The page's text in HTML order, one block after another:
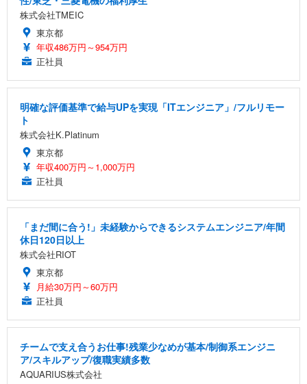
株式会社TMEIC
東京都
年収486万円～954万円
正社員
明確な評価基準で給与UPを実現「ITエンジニア」/フルリモー
ト
株式会社K.Platinum
東京都
年収400万円～1,000万円
正社員
「まだ間に合う!」未経験からできるシステムエンジニア/年間
休日120日以上
株式会社RIOT
東京都
月給30万円～60万円
正社員
チームで支え合うお仕事!残業少なめが基本/制御系エンジニ
ア/スキルアップ/復職実績多数
AQUARIUS株式会社